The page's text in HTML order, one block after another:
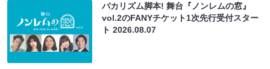
バカリズム脚本! 舞台『ノンレムの窓』
vol.2のFANYチケット1次先行受付スター
ト2026.08.07